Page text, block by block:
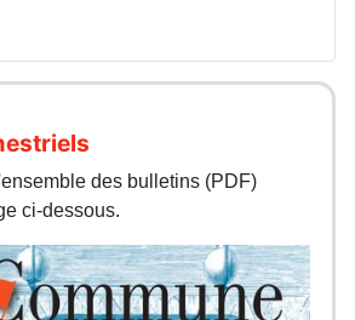
des bulletins (PDF)
ci-dessous.